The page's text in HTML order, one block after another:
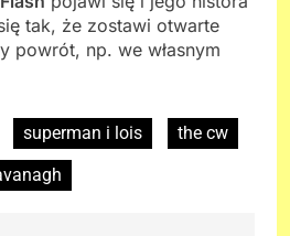
tak, że zostawi otwarte
powrót, np. we własnym
superman i lois
the cw